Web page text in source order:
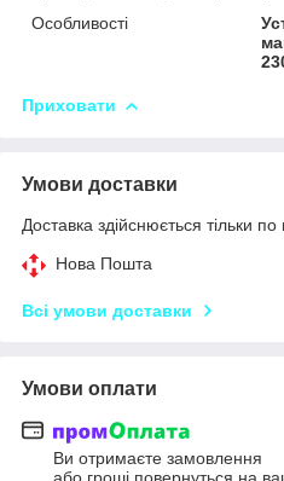
Особливості
Приховати
Умови доставки
Доставка здійснюється тільки по
Нова Пошта
Всі умови доставки
Умови оплати
Ви отримаєте замовлення